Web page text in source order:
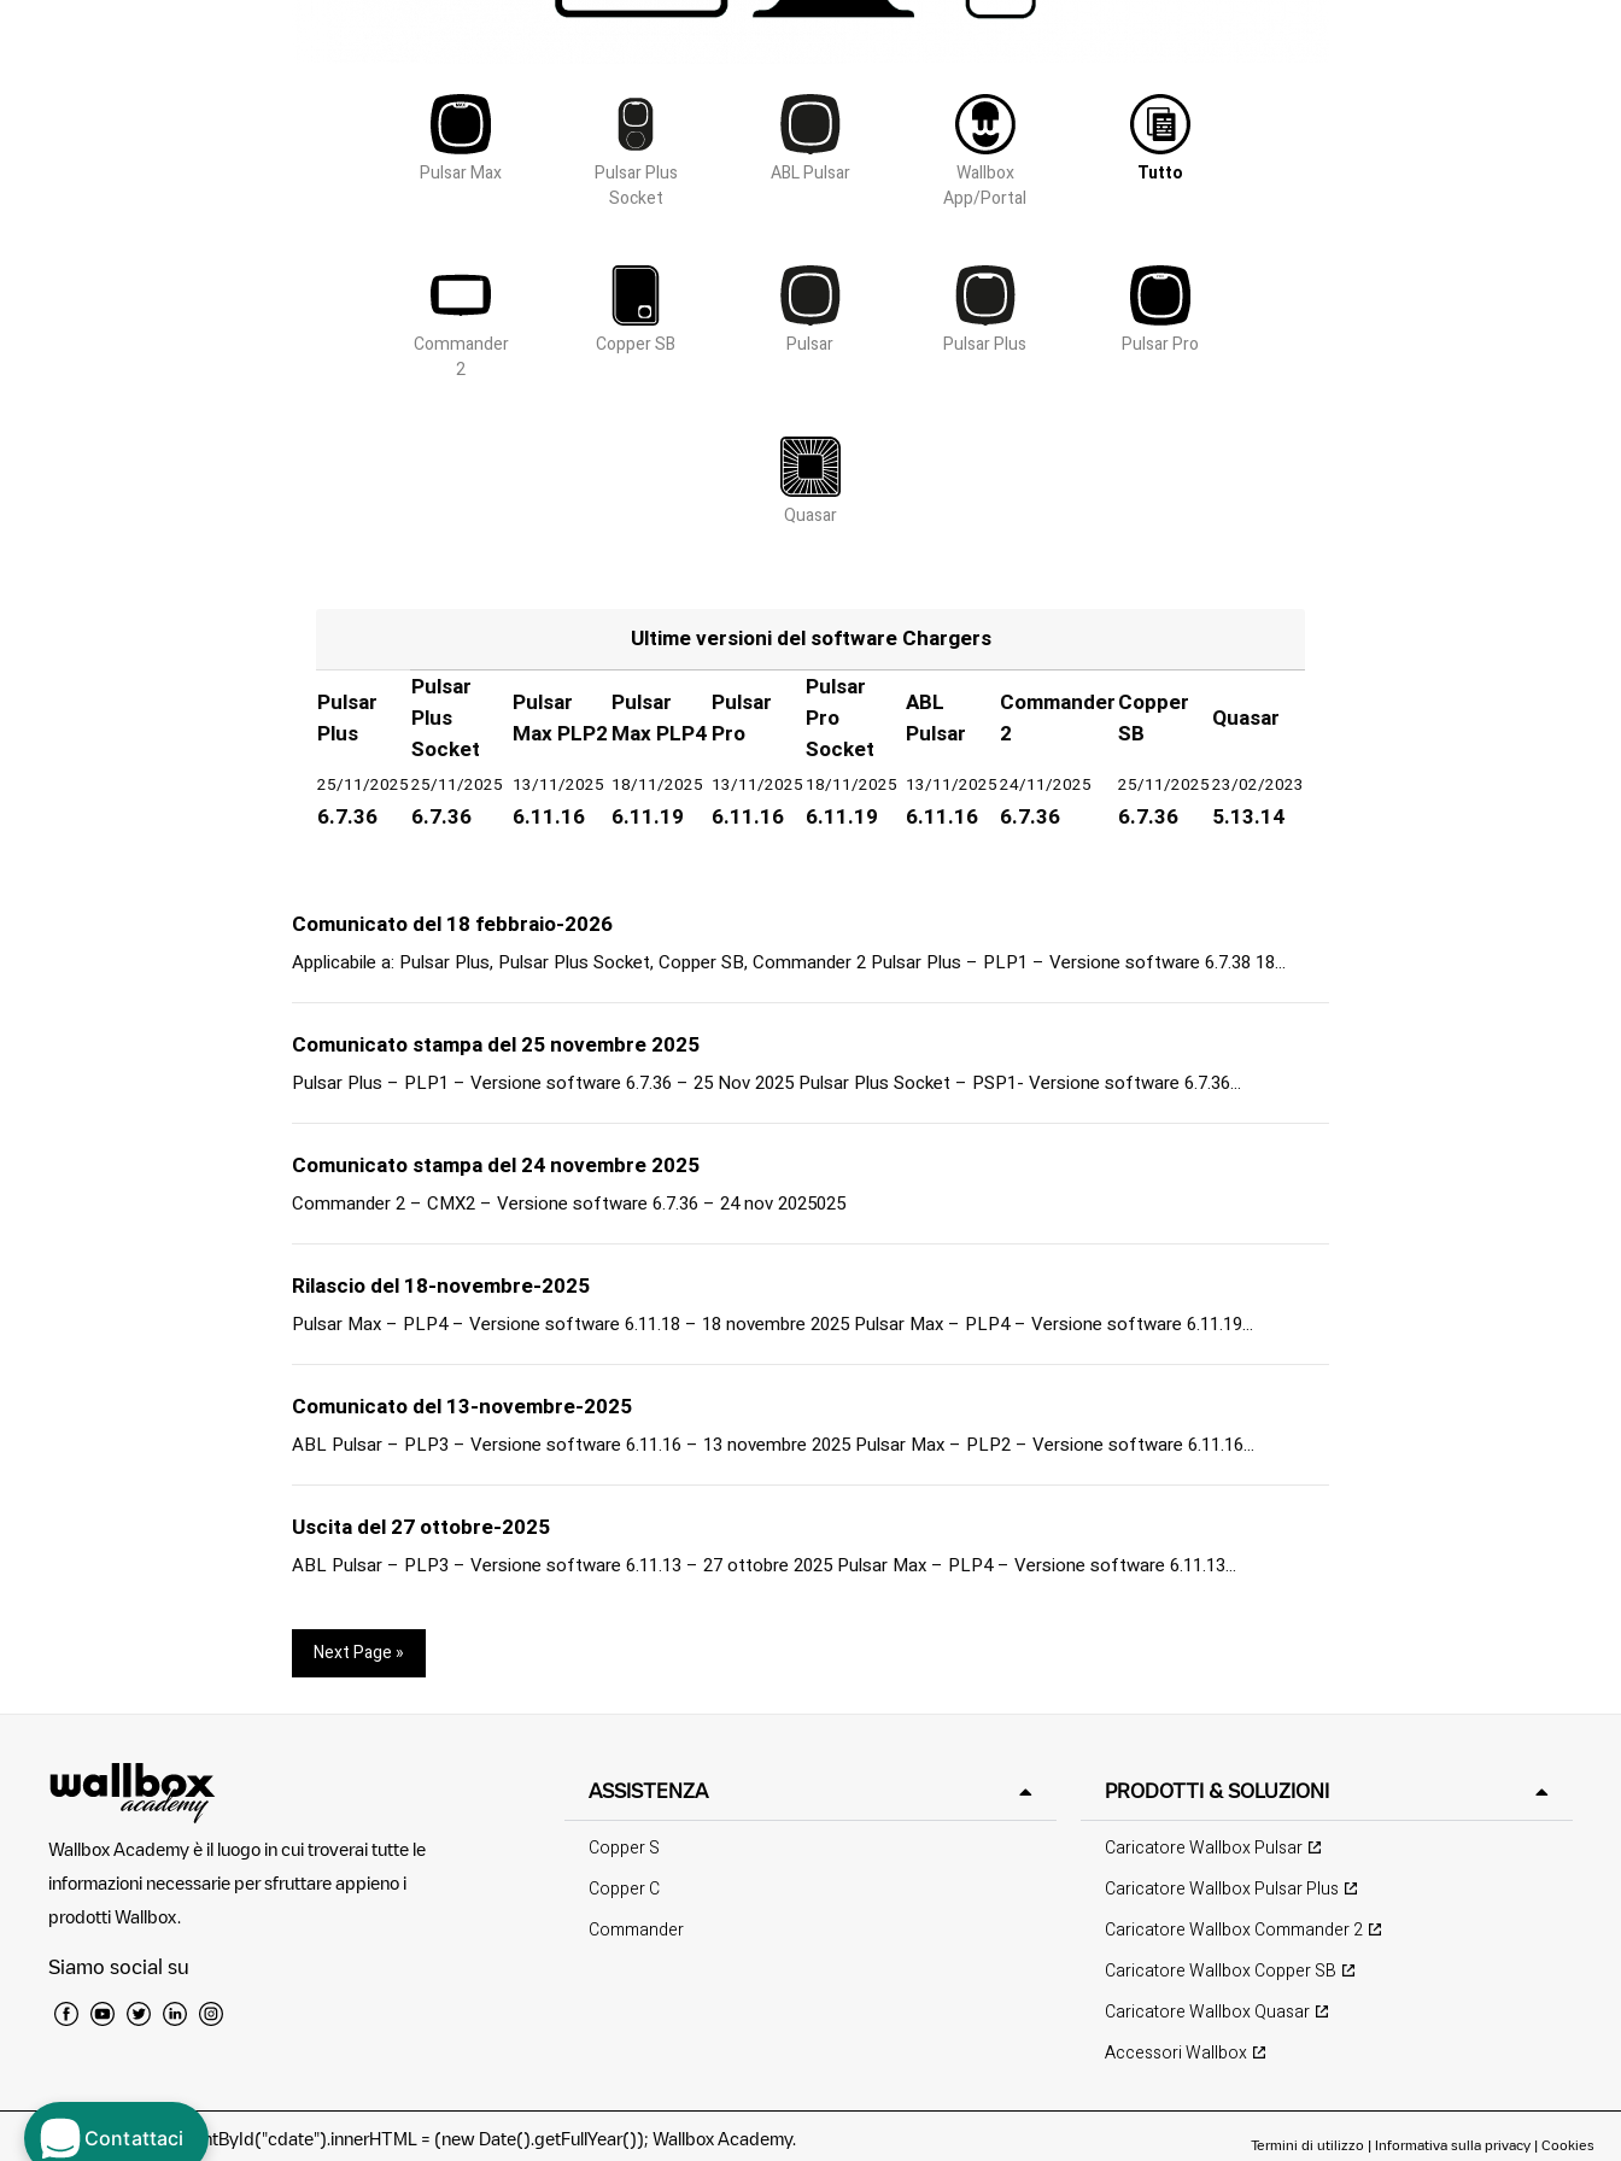
Pulsar Max
Pulsar Plus
Socket
ABL Pulsar
Wallbox
App/Portal
Tutto
Commander
2
Copper SB Pulsar Pulsar Plus Pulsar Pro
Quasar
Ultime versioni del software Chargers
Pulsar
Plus
Pulsar
Plus
Socket
Pulsar
Max PLP2
Pulsar
Max PLP4
Pulsar
Pro
Pulsar
Pro
Socket
ABL
Pulsar
Commander
2
Copper
SB
Quasar
25/11/202525/11/2025 13/11/2025 18/11/2025 13/11/2025 18/11/2025 13/11/202524/11/2025 25/11/202523/02/2023
6.7.36 6.7.36 6.11.16 6.11.19 6.11.16 6.11.19 6.11.16 6.7.36 6.7.36 5.13.14
Comunicato del 18 febbraio-2026
Applicabile a: Pulsar Plus, Pulsar Plus Socket, Copper SB, Commander 2 Pulsar Plus – PLP1 – Versione software 6.7.38 18…
Comunicato stampa del 25 novembre 2025
Pulsar Plus – PLP1 – Versione software 6.7.36 – 25 Nov 2025 Pulsar Plus Socket – PSP1- Versione software 6.7.36…
Comunicato stampa del 24 novembre 2025
Commander 2 – CMX2 – Versione software 6.7.36 – 24 nov 2025025
Rilascio del 18-novembre-2025
Pulsar Max – PLP4 – Versione software 6.11.18 – 18 novembre 2025 Pulsar Max – PLP4 – Versione software 6.11.19…
Comunicato del 13-novembre-2025
ABL Pulsar – PLP3 – Versione software 6.11.16 – 13 novembre 2025 Pulsar Max – PLP2 – Versione software 6.11.16…
Uscita del 27 ottobre-2025
ABL Pulsar – PLP3 – Versione software 6.11.13 – 27 ottobre 2025 Pulsar Max – PLP4 – Versione software 6.11.13…
Next Page »
Wallbox Academy è il luogo in cui troverai tutte le
informazioni necessarie per sfruttare appieno i
prodotti Wallbox.
Siamo social su
ASSISTENZA
Copper S
Copper C
Commander
PRODOTTI & SOLUZIONI
Caricatore Wallbox Pulsar
Caricatore Wallbox Pulsar Plus
Caricatore Wallbox Commander 2
Caricatore Wallbox Copper SB
Caricatore Wallbox Quasar
Accessori Wallbox
©
document.getElementById("cdate").innerHTML = (new Date().getFullYear()); Wallbox Academy.
Termini di utilizzo Informativa sulla privacy Cookies
Contattaci